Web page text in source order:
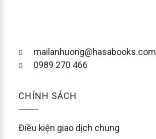
mailanhuong@hasabooks.com
0989 270 466
CHÍNH SÁCH
Điều kiện giao dịch chung